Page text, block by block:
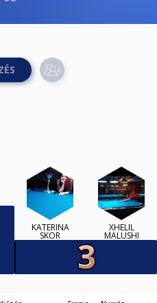
KATERINA
SKOR
XHELIL
MALUSHI